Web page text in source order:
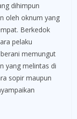
dihimpun
oleh oknum yang
Berkedok
pelaku
memungut
yang melintas di
sopir maupun